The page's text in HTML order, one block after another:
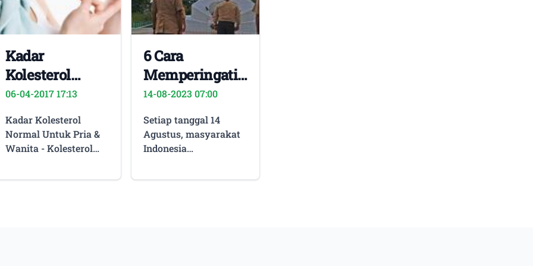
Kadar
Kolesterol
Normal Untuk
Pria & Wanita
06-04-2017 17:13
Kadar Kolesterol
Normal Untuk Pria &
Wanita - Kolesterol
berlilin yang ada di
6 Cara
Memperingati
Hari Pramuka
14 Agustus
2023 Bagi
Pelajar
14-08-2023 07:00
Setiap tanggal 14
Agustus, masyarakat
Indonesia
Pramuka. Di tahun